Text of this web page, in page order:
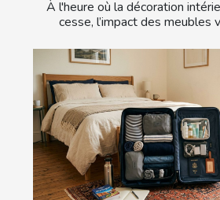
À l'heure où la décoration
cesse, l’impact des meubles